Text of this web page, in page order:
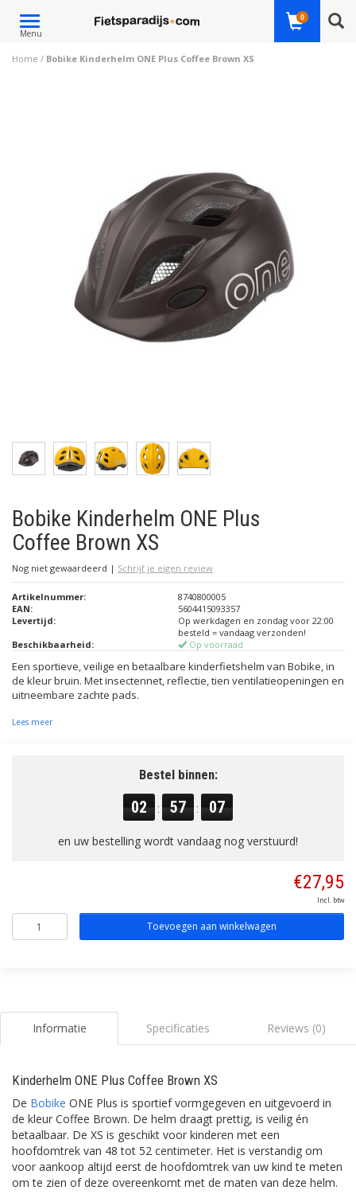
Toggle
navigation
Menu
0
Home / Bobike Kinderhelm ONE Plus Coffee Brown XS
Bobike Kinderhelm ONE Plus
Coffee Brown XS
Nog niet gewaardeerd | Schrijf je eigen review
Artikelnummer:
8740800005
EAN:
5604415093357
Levertijd:
Op werkdagen en zondag voor 22:00
besteld = vandaag verzonden!
Beschikbaarheid:
Op voorraad
Een sportieve, veilige en betaalbare kinderfietshelm van Bobike, in
de kleur bruin. Met insectennet, reflectie, tien ventilatieopeningen en
uitneembare zachte pads.
Lees meer
Bestel binnen:
02 : 57 : 07
en uw bestelling wordt vandaag nog verstuurd!
€27,95
Incl. btw
Toevoegen aan winkelwagen
Informatie Specificaties Reviews (0)
Kinderhelm ONE Plus Coffee Brown XS
De Bobike ONE Plus is sportief vormgegeven en uitgevoerd in
de kleur Coffee Brown. De helm draagt prettig, is veilig én
betaalbaar. De XS is geschikt voor kinderen met een
hoofdomtrek van 48 tot 52 centimeter. Het is verstandig om
voor aankoop altijd eerst de hoofdomtrek van uw kind te meten
om te zien of deze overeenkomt met de maten van deze helm.